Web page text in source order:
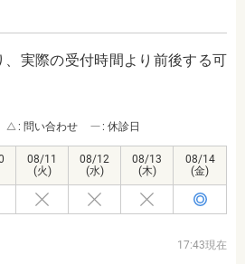
実際の受付時間より前後する可
: 問い合わせ : 休診日
08/11
(火)
08/12
(水)
08/13
(木)
08/14
(金)
17:43現在